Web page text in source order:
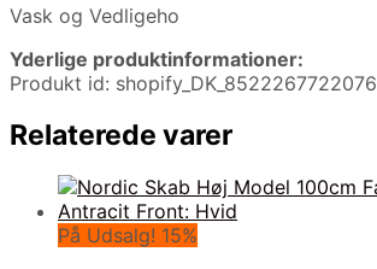
Vask og Vedligeho
Yderlige produktinformationer:
Produkt id: shopify_DK_8522267722076
Relaterede varer
På Udsalg! 15%